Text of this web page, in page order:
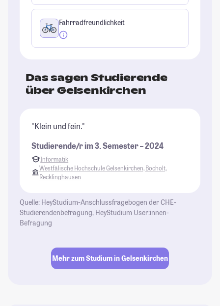
Fahrradfreundlichkeit
Das sagen Studierende
über Gelsenkirchen
"Klein und fein."
Studierende/r im 3. Semester – 2024
Informatik
Westfälische Hochschule Gelsenkirchen, Bocholt,
Recklinghausen
Quelle: HeyStudium-Anschlussfragebogen der CHE-
Studierendenbefragung, HeyStudium User:innen-
Befragung
Mehr zum Studium in Gelsenkirchen